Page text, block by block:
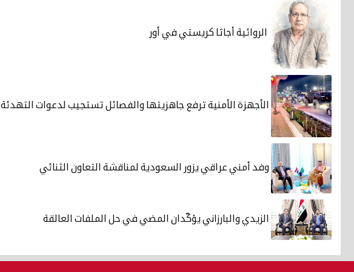
الروائية أجاثا كريستي في أور
الأجهزة الأمنية ترفع جاهزيتها والفصائل تستجيب لدعوات التهدئة
وفد أمني عراقي يزور السعودية لمناقشة التعاون الثنائي
الزيدي والبارزاني يؤكّدان المضي في حل الملفات العالقة